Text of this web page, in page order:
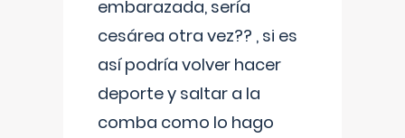
embarazada, sería
cesárea otra vez?? , si es
así podría volver hacer
deporte y saltar a la
comba como lo hago